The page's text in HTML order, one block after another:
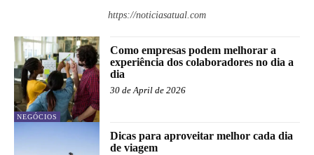
https://noticiasatual.com
NEGÓCIOS
Como empresas podem melhorar a
experiência dos colaboradores no dia a
dia
30 de April de 2026
Dicas para aproveitar melhor cada dia
de viagem